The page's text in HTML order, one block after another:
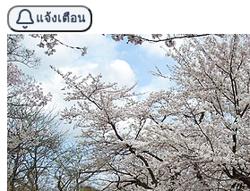
แจ้งเตือน